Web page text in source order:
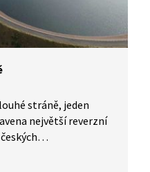
stráně, jeden
největší reverzní